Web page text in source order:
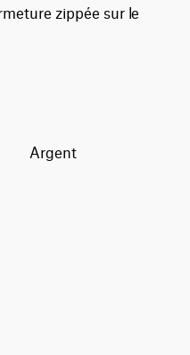
zippée sur le
argent